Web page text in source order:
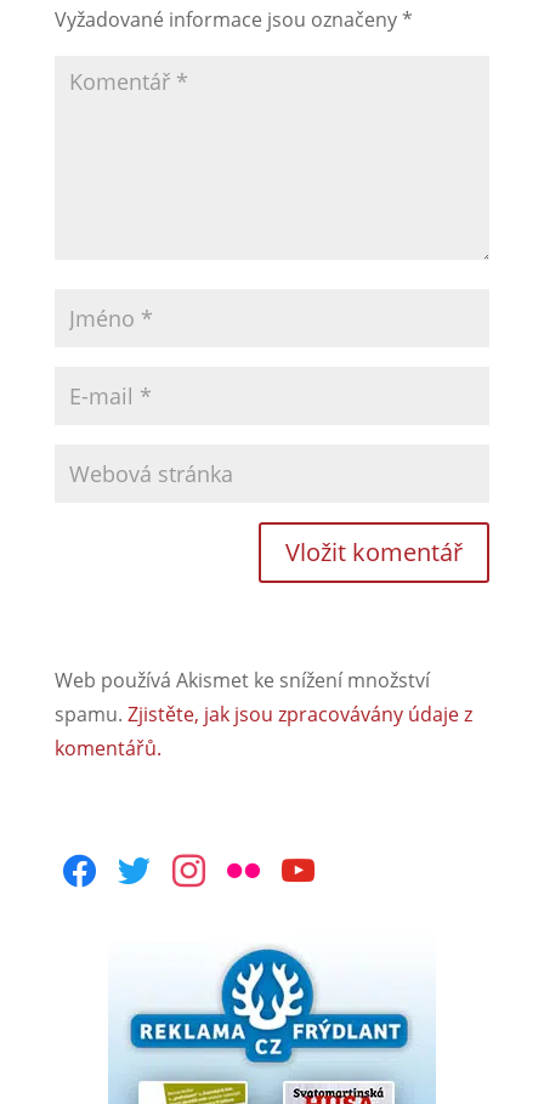
Vyžadované informace jsou označeny*
Web používá Akismet ke snížení množství
spamu. Zjistěte, jak jsou zpracovávány údaje z
komentářů.
facebooktwitterinstagram
flickr youtube